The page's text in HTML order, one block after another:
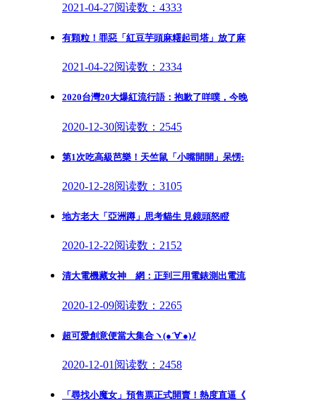
2021-04-27阅读数：4333
有顆粒！罪惡「紅豆芋頭麻糬起司塔」放了麻
2021-04-22阅读数：2334
2020台灣20大爆紅流行語：抱歉了咩噗，今晚
2020-12-30阅读数：2545
第1次吃高級芭樂！天竺鼠「小嘴開開」呆愣:
2020-12-28阅读数：3105
地方老大「亞洲蹲」思考貓生 見鏡頭怒瞪
2020-12-22阅读数：2152
清大電機藏女神 網：正到三用電錶測出電流
2020-12-09阅读数：2265
超可愛創意便當大集合ヽ(●´∀`●)ﾉ
2020-12-01 阅读数：2458
「尋找小魔女」預售票正式開賣！熱度直逼《